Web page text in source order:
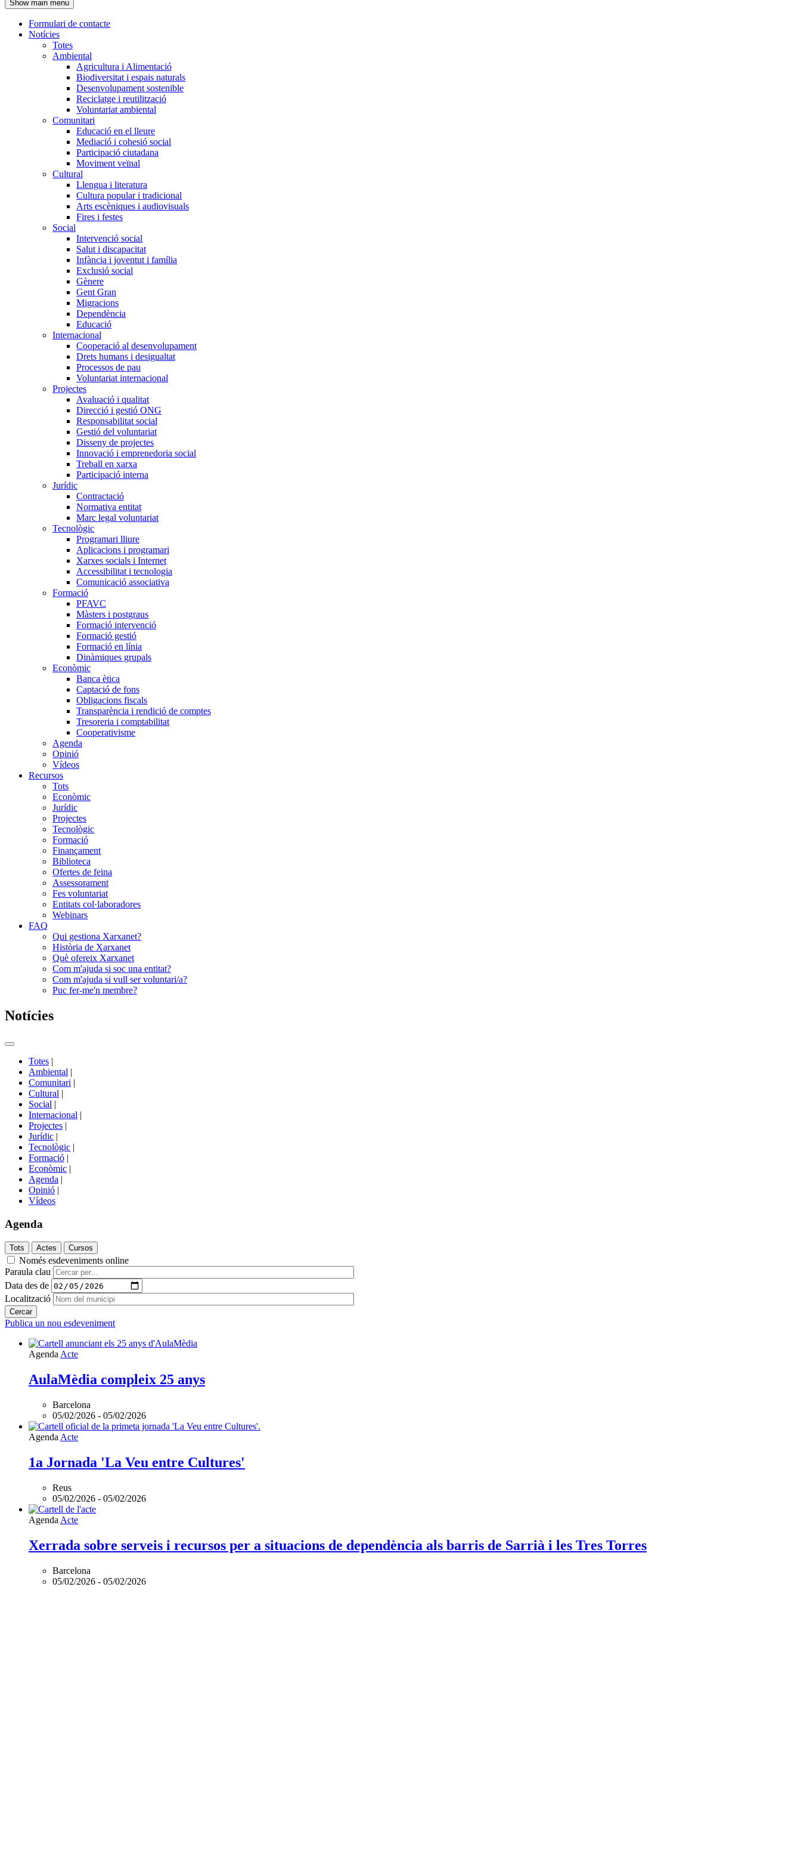
l'encapçalament
Show main menu
Navegació
principal
Formulari de contacte
Notícies
Totes
Ambiental
Agricultura i Alimentació
Biodiversitat i espais naturals
Desenvolupament sostenible
Reciclatge i reutilització
Voluntariat ambiental
Comunitari
Educació en el lleure
Mediació i cohesió social
Participació ciutadana
Moviment veïnal
Cultural
Llengua i literatura
Cultura popular i tradicional
Arts escèniques i audiovisuals
Fires i festes
Social
Intervenció social
Salut i discapacitat
Infància i joventut i família
Exclusió social
Gènere
Gent Gran
Migracions
Dependència
Educació
Internacional
Cooperació al desenvolupament
Drets humans i desigualtat
Processos de pau
Voluntariat internacional
Projectes
Avaluació i qualitat
Direcció i gestió ONG
Responsabilitat social
Gestió del voluntariat
Disseny de projectes
Innovació i emprenedoria social
Treball en xarxa
Participació interna
Jurídic
Contractació
Normativa entitat
Marc legal voluntariat
Tecnològic
Programari lliure
Aplicacions i programari
Xarxes socials i Internet
Accessibilitat i tecnologia
Comunicació associativa
Formació
PFAVC
Màsters i postgraus
Formació intervenció
Formació gestió
Formació en línia
Dinàmiques grupals
Econòmic
Banca ètica
Captació de fons
Obligacions fiscals
Transparència i rendició de comptes
Tresoreria i comptabilitat
Cooperativisme
Agenda
Opinió
Vídeos
Recursos
Tots
Econòmic
Jurídic
Projectes
Tecnològic
Formació
Finançament
Biblioteca
Ofertes de feina
Assessorament
Fes voluntariat
Entitats col·laboradores
Webinars
FAQ
Qui gestiona Xarxanet?
Història de Xarxanet
Què ofereix Xarxanet
Com m'ajuda si soc una entitat?
Com m'ajuda si vull ser voluntari/a?
Puc fer-me'n membre?
Notícies
Commutador
portals
Totes |
Ambiental |
Comunitari |
Cultural |
Social |
Internacional |
Projectes |
Jurídic |
Tecnològic |
Formació |
Econòmic |
Agenda |
Opinió |
Vídeos
Agenda
Només esdeveniments online
Paraula clau
Data des de
Localització
Publica un nou esdeveniment
AgendaActe
AulaMèdia compleix 25 anys
Barcelona
05/02/2026 - 05/02/2026
Agenda Acte
1a Jornada 'La Veu entre Cultures'
Reus
05/02/2026 - 05/02/2026
Agenda Acte
Xerrada sobre serveis i recursos per a situacions de dependència als barris de Sarrià i les Tres Torres
Barcelona
05/02/2026 - 05/02/2026